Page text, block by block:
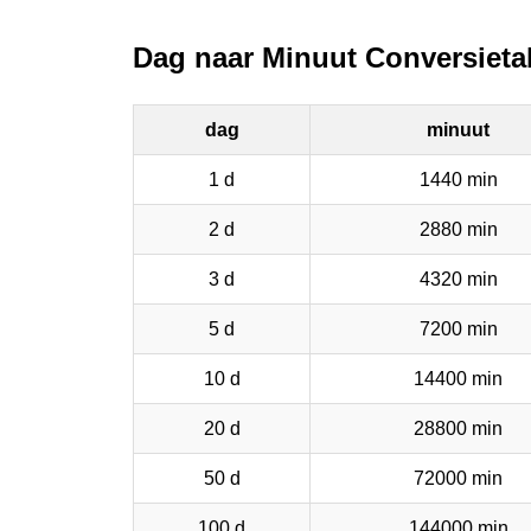
Dag naar Minuut
dag minuut
1 d 1440 min
2 d 2880 min
3 d 4320 min
5 d 7200 min
10 d 14400 min
20 d 28800 min
50 d 72000 min